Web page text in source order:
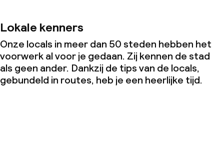
Lokale kenners
Onze locals in meer dan 50 steden hebben het
voorwerk al voor je gedaan. Zij kennen de stad
als geen ander. Dankzij de tips van de locals,
gebundeld in routes, heb je een heerlijke tijd.